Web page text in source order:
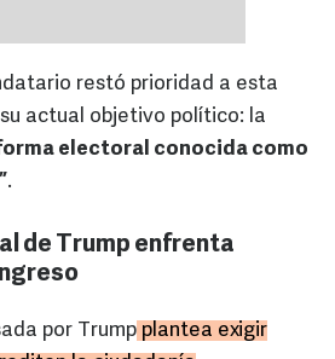
restó prioridad a esta
actual objetivo político: la
electoral conocida como
.
de Trump enfrenta
por Trump plantea exigir